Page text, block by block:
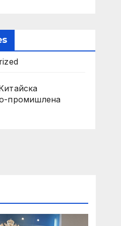
промишлена